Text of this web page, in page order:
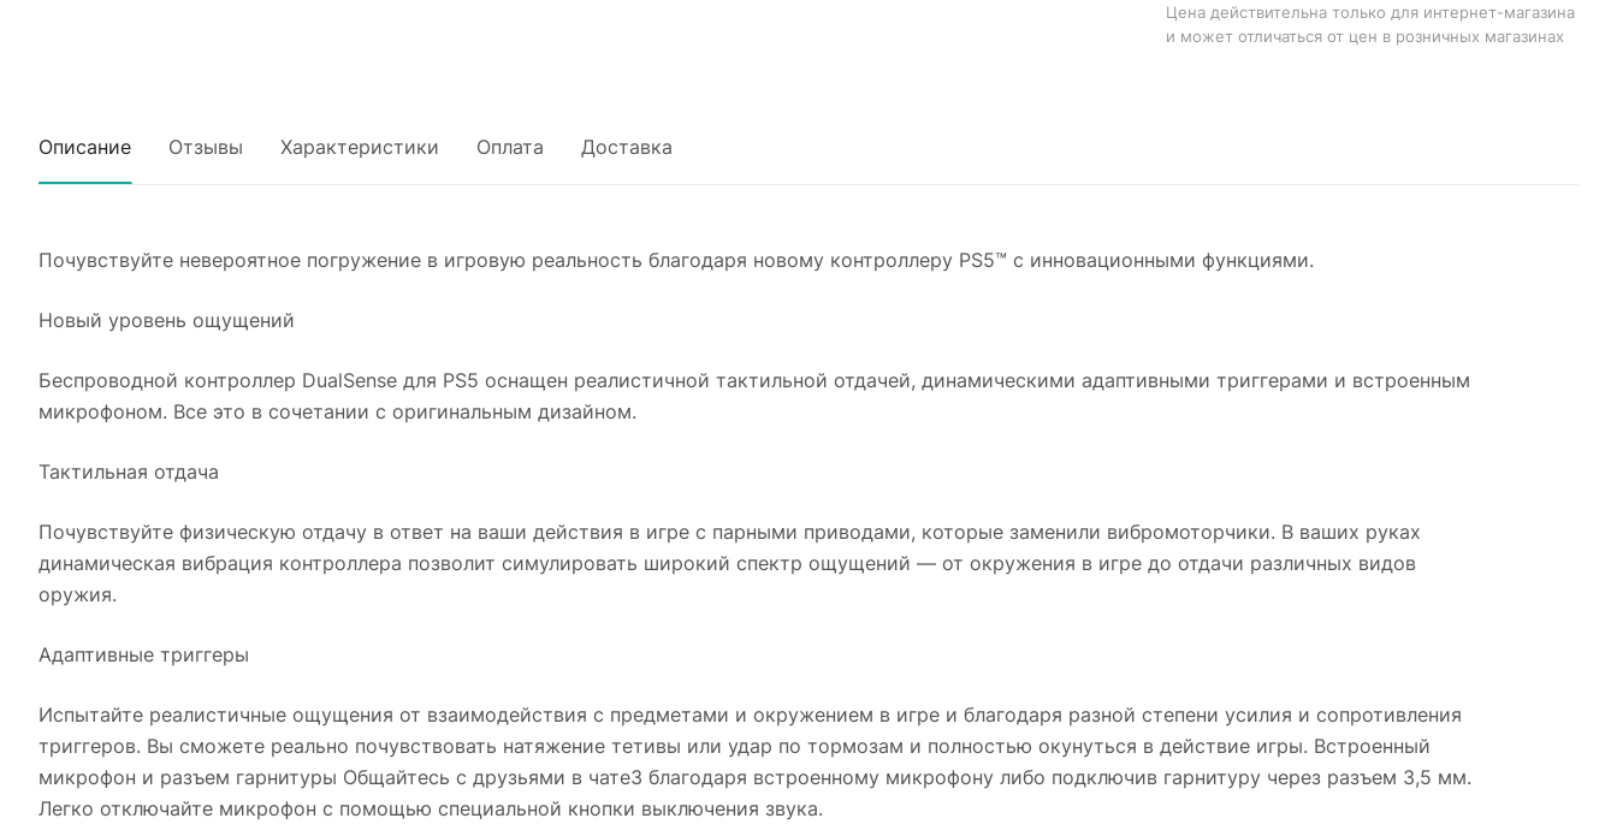
Цена действительна только для интернет-магазина
и может отличаться от цен в розничных магазинах
Описание Отзывы Характеристики Оплата Доставка
Почувствуйте невероятное погружение в игровую реальность благодаря новому контроллеру PS5™ с инновационными функциями.
Новый уровень ощущений
Беспроводной контроллер DualSense для PS5 оснащен реалистичной тактильной отдачей, динамическими адаптивными триггерами и встроенным
микрофоном. Все это в сочетании с оригинальным дизайном.
Тактильная отдача
Почувствуйте физическую отдачу в ответ на ваши действия в игре с парными приводами, которые заменили вибромоторчики. В ваших руках
динамическая вибрация контроллера позволит симулировать широкий спектр ощущений — от окружения в игре до отдачи различных видов
оружия.
Адаптивные триггеры
Испытайте реалистичные ощущения от взаимодействия с предметами и окружением в игре и благодаря разной степени усилия и сопротивления
триггеров. Вы сможете реально почувствовать натяжение тетивы или удар по тормозам и полностью окунуться в действие игры. Встроенный
микрофон и разъем гарнитуры Общайтесь с друзьями в чате3 благодаря встроенному микрофону либо подключив гарнитуру через разъем 3,5 мм.
Легко отключайте микрофон с помощью специальной кнопки выключения звука.